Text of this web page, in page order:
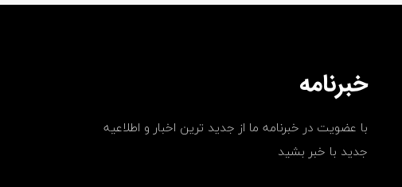
خبرنامه
با عضویت در خبرنامه ما از جدید ترین اخبار و اطلاعیه
جدید با خبر بشید